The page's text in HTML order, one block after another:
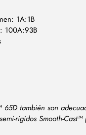
1A:1B
100A:93B
65D también son
rígidos Smooth-Cast™